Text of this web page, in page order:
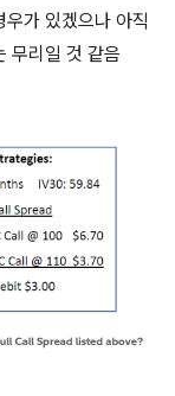
가 있겠으나 아직
무리일 것 같음